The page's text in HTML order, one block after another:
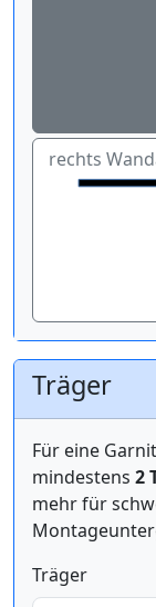
rechts
Träger
Für eine Garnitur
mindestens 2
mehr für
Träger